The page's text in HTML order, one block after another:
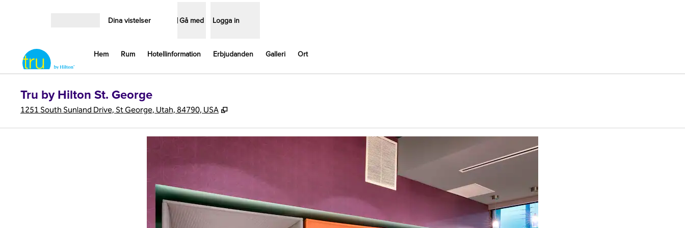
Dina vistelser Gå med Logga in
Hem Rum Hotellinformation Erbjudanden Galleri Ort
Tru by Hilton St. George
1251 South Sunland Drive, St George, Utah, 84790, USA ,